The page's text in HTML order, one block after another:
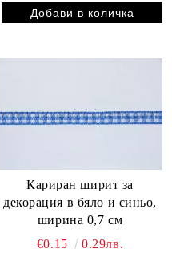
Кариран ширит за
декорация в бяло и синьо,
ширина 0,7 см
€0.15
0.29лв.